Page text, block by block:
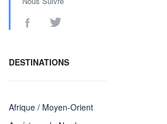
DESTINATIONS
Afrique / Moyen-Orient